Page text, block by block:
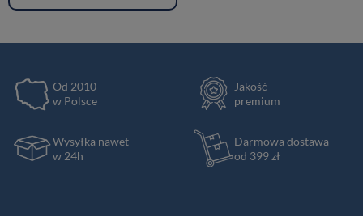
Od 2010
w Polsce
Jakość
premium
Wysyłka nawet
w 24h
Darmowa dostawa
od 399 zł